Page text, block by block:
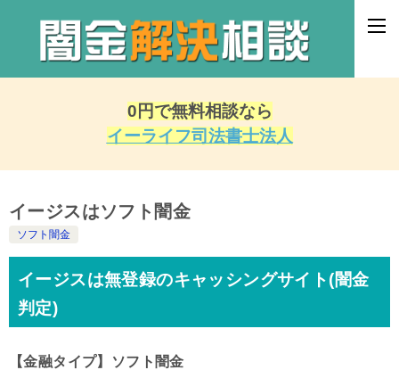
0円で無料相談なら
イーライフ司法書士法人
イージスはソフト闇金
ソフト闇金
イージスは無登録のキャッシングサイト(闇金
判定)
【金融タイプ】ソフト闇金